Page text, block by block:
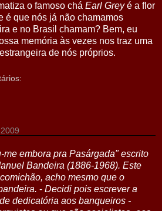
o famoso chá Earl Greyé a flor
é que nós já não chamamos
e no Brasil chamam? Bem, eu
memória às vezes nos traz uma
de nós próprios.
me embora pra Pasárgada" escrito
Bandeira (1886-1968). Este
acho mesmo que o
- Decidi pois escrever a
dedicatória aos banqueiros -